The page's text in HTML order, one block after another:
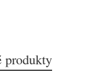
produkty